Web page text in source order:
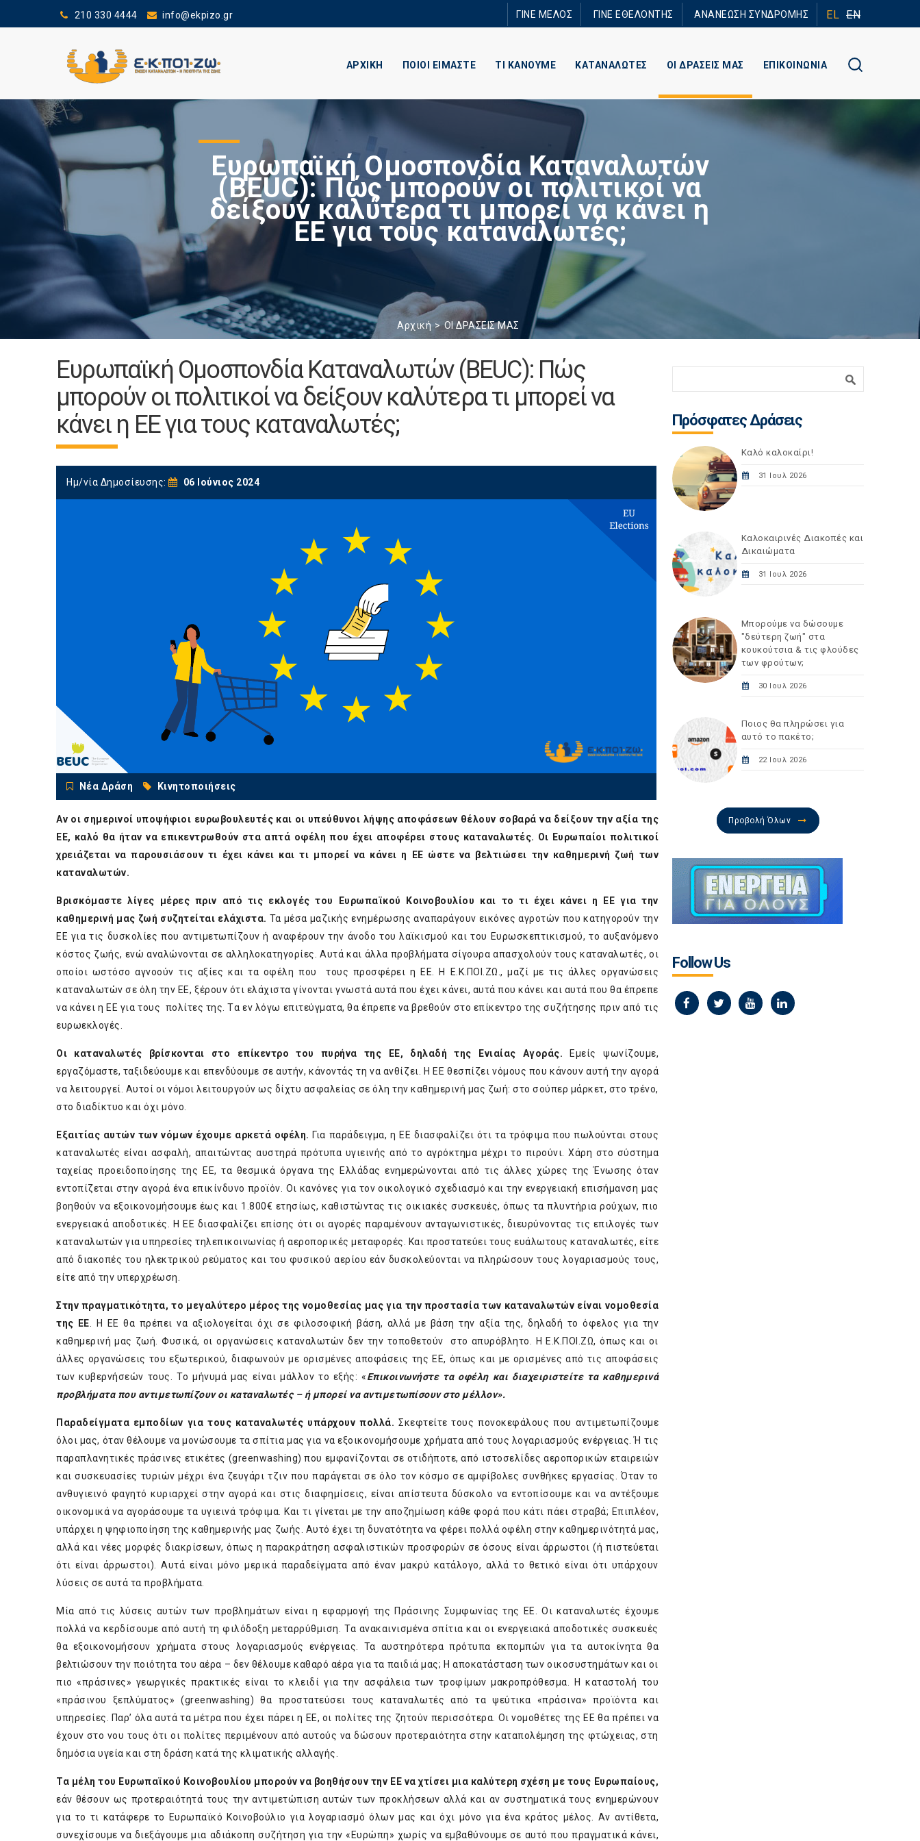
210 330 4444 info@ekpizo.gr ΓΙΝΕ ΜΕΛΟΣ ΓΙΝΕ ΕΘΕΛΟΝΤΗΣ ΑΝΑΝΕΩΣΗ ΣΥΝΔΡΟΜΗΣ EL EN
ΑΡΧΙΚΗ ΠΟΙΟΙ ΕΙΜΑΣΤΕ ΤΙ ΚΑΝΟΥΜΕ ΚΑΤΑΝΑΛΩΤΕΣ ΟΙ ΔΡΑΣΕΙΣ ΜΑΣ ΕΠΙΚΟΙΝΩΝΙΑ
Ευρωπαϊκή Ομοσπονδία Καταναλωτών
(BEUC): Πώς μπορούν οι πολιτικοί να
δείξουν καλύτερα τι μπορεί να κάνει η
ΕΕ για τους καταναλωτές;
Αρχική ΟΙ ΔΡΑΣΕΙΣ ΜΑΣ
Ευρωπαϊκή Ομοσπονδία Καταναλωτών (BEUC): Πώς
μπορούν οι πολιτικοί να δείξουν καλύτερα τι μπορεί να
κάνει η ΕΕ για τους καταναλωτές;
Ημ/νία Δημοσίευσης: 06 Ιούνιος 2024
Νέα Δράση Κινητοποιήσεις
Αν οι σημερινοί υποψήφιοι ευρωβουλευτές και οι υπεύθυνοι λήψης αποφάσεων θέλουν σοβαρά να δείξουν την αξία της
ΕΕ, καλό θα ήταν να επικεντρωθούν στα απτά οφέλη που έχει αποφέρει στους καταναλωτές. Οι Ευρωπαίοι πολιτικοί
χρειάζεται να παρουσιάσουν τι έχει κάνει και τι μπορεί να κάνει η ΕΕ ώστε να βελτιώσει την καθημερινή ζωή των
καταναλωτών.
Βρισκόμαστε λίγες μέρες πριν από τις εκλογές του Ευρωπαϊκού Κοινοβουλίου και το τι έχει κάνει η ΕΕ για την
καθημερινή μας ζωή συζητείται ελάχιστα. Τα μέσα μαζικής ενημέρωσης αναπαράγουν εικόνες αγροτών που κατηγορούν την
ΕΕ για τις δυσκολίες που αντιμετωπίζουν ή αναφέρουν την άνοδο του λαϊκισμού και του Ευρωσκεπτικισμού, το αυξανόμενο
κόστος ζωής, ενώ αναλώνονται σε αλληλοκατηγορίες. Αυτά και άλλα προβλήματα σίγουρα απασχολούν τους καταναλωτές, οι
οποίοι ωστόσο αγνοούν τις αξίες και τα οφέλη που τους προσφέρει η ΕΕ. Η Ε.Κ.ΠΟΙ.ΖΩ., μαζί με τις άλλες οργανώσεις
καταναλωτών σε όλη την ΕΕ, ξέρουν ότι ελάχιστα γίνονται γνωστά αυτά που έχει κάνει, αυτά που κάνει και αυτά που θα έπρεπε
να κάνει η ΕΕ για τους πολίτες της. Tα εν λόγω επιτεύγματα, θα έπρεπε να βρεθούν στο επίκεντρο της συζήτησης πριν από τις
ευρωεκλογές.
Οι καταναλωτές βρίσκονται στο επίκεντρο του πυρήνα της ΕΕ, δηλαδή της Ενιαίας Αγοράς. Εμείς ψωνίζουμε,
εργαζόμαστε, ταξιδεύουμε και επενδύουμε σε αυτήν, κάνοντάς τη να ανθίζει. Η ΕΕ θεσπίζει νόμους που κάνουν αυτή την αγορά
να λειτουργεί. Αυτοί οι νόμοι λειτουργούν ως δίχτυ ασφαλείας σε όλη την καθημερινή μας ζωή: στο σούπερ μάρκετ, στο τρένο,
στο διαδίκτυο και όχι μόνο.
Εξαιτίας αυτών των νόμων έχουμε αρκετά οφέλη. Για παράδειγμα, η ΕΕ διασφαλίζει ότι τα τρόφιμα που πωλούνται στους
καταναλωτές είναι ασφαλή, απαιτώντας αυστηρά πρότυπα υγιεινής από το αγρόκτημα μέχρι το πιρούνι. Χάρη στο σύστημα
ταχείας προειδοποίησης της ΕΕ, τα θεσμικά όργανα της Ελλάδας ενημερώνονται από τις άλλες χώρες της Ένωσης όταν
εντοπίζεται στην αγορά ένα επικίνδυνο προϊόν. Οι κανόνες για τον οικολογικό σχεδιασμό και την ενεργειακή επισήμανση μας
βοηθούν να εξοικονομήσουμε έως και 1.800€ ετησίως, καθιστώντας τις οικιακές συσκευές, όπως τα πλυντήρια ρούχων, πιο
ενεργειακά αποδοτικές. Η ΕΕ διασφαλίζει επίσης ότι οι αγορές παραμένουν ανταγωνιστικές, διευρύνοντας τις επιλογές των
καταναλωτών για υπηρεσίες τηλεπικοινωνίας ή αεροπορικές μεταφορές. Και προστατεύει τους ευάλωτους καταναλωτές, είτε
από διακοπές του ηλεκτρικού ρεύματος και του φυσικού αερίου εάν δυσκολεύονται να πληρώσουν τους λογαριασμούς τους,
είτε από την υπερχρέωση.
Στην πραγματικότητα, το μεγαλύτερο μέρος της νομοθεσίας μας για την προστασία των καταναλωτών είναι νομοθεσία
της ΕΕ . Η ΕΕ θα πρέπει να αξιολογείται όχι σε φιλοσοφική βάση, αλλά με βάση την αξία της, δηλαδή το όφελος για την
καθημερινή μας ζωή. Φυσικά, οι οργανώσεις καταναλωτών δεν την τοποθετούν στο απυρόβλητο. Η Ε.Κ.ΠΟΙ.ΖΩ, όπως και οι
άλλες οργανώσεις του εξωτερικού, διαφωνούν με ορισμένες αποφάσεις της ΕΕ, όπως και με ορισμένες από τις αποφάσεις
των κυβερνήσεών τους. Το μήνυμά μας είναι μάλλον το εξής: «Επικοινωνήστε τα οφέλη και διαχειριστείτε τα καθημερινά
προβλήματα που αντιμετωπίζουν οι καταναλωτές – ή μπορεί να αντιμετωπίσουν στο μέλλον».
Παραδείγματα εμποδίων για τους καταναλωτές υπάρχουν πολλά.Σκεφτείτε τους πονοκεφάλους που αντιμετωπίζουμε
όλοι μας, όταν θέλουμε να μονώσουμε τα σπίτια μας για να εξοικονομήσουμε χρήματα από τους λογαριασμούς ενέργειας. Ή τις
παραπλανητικές πράσινες ετικέτες (greenwashing) που εμφανίζονται σε οτιδήποτε, από ιστοσελίδες αεροπορικών εταιρειών
και συσκευασίες τυριών μέχρι ένα ζευγάρι τζιν που παράγεται σε όλο τον κόσμο σε αμφίβολες συνθήκες εργασίας. Όταν το
ανθυγιεινό φαγητό κυριαρχεί στην αγορά και στις διαφημίσεις, είναι απίστευτα δύσκολο να εντοπίσουμε και να αντέξουμε
οικονομικά να αγοράσουμε τα υγιεινά τρόφιμα. Και τι γίνεται με την αποζημίωση κάθε φορά που κάτι πάει στραβά; Επιπλέον,
υπάρχει η ψηφιοποίηση της καθημερινής μας ζωής. Αυτό έχει τη δυνατότητα να φέρει πολλά οφέλη στην καθημερινότητά μας,
αλλά και νέες μορφές διακρίσεων, όπως η παρακράτηση ασφαλιστικών προσφορών σε όσους είναι άρρωστοι (ή πιστεύεται
ότι είναι άρρωστοι). Αυτά είναι μόνο μερικά παραδείγματα από έναν μακρύ κατάλογο, αλλά το θετικό είναι ότι υπάρχουν
λύσεις σε αυτά τα προβλήματα.
Μία από τις λύσεις αυτών των προβλημάτων είναι η εφαρμογή της Πράσινης Συμφωνίας της ΕΕ. Οι καταναλωτές έχουμε
πολλά να κερδίσουμε από αυτή τη φιλόδοξη μεταρρύθμιση. Τα ανακαινισμένα σπίτια και οι ενεργειακά αποδοτικές συσκευές
θα εξοικονομήσουν χρήματα στους λογαριασμούς ενέργειας. Τα αυστηρότερα πρότυπα εκπομπών για τα αυτοκίνητα θα
βελτιώσουν την ποιότητα του αέρα – δεν θέλουμε καθαρό αέρα για τα παιδιά μας; Η αποκατάσταση των οικοσυστημάτων και οι
πιο «πράσινες» γεωργικές πρακτικές είναι το κλειδί για την ασφάλεια των τροφίμων μακροπρόθεσμα. Η καταστολή του
«πράσινου ξεπλύματος» (greenwashing) θα προστατεύσει τους καταναλωτές από τα ψεύτικα «πράσινα» προϊόντα και
υπηρεσίες. Παρ’ όλα αυτά τα μέτρα που έχει πάρει η ΕΕ, οι πολίτες της ζητούν περισσότερα. Οι νομοθέτες της ΕΕ θα πρέπει να
έχουν στο νου τους ότι οι πολίτες περιμένουν από αυτούς να δώσουν προτεραιότητα στην καταπολέμηση της φτώχειας, στη
δημόσια υγεία και στη δράση κατά της κλιματικής αλλαγής.
Τα μέλη του Ευρωπαϊκού Κοινοβουλίου μπορούν να βοηθήσουν την ΕΕ να χτίσει μια καλύτερη σχέση με τους Ευρωπαίους,
εάν θέσουν ως προτεραιότητά τους την αντιμετώπιση αυτών των προκλήσεων αλλά και αν συστηματικά τους ενημερώνουν
για το τι κατάφερε το Ευρωπαϊκό Κοινοβούλιο για λογαριασμό όλων μας και όχι μόνο για ένα κράτος μέλος. Αν αντίθετα,
συνεχίσουμε να διεξάγουμε μια αδιάκοπη συζήτηση για την «Ευρώπη» χωρίς να εμβαθύνουμε σε αυτό που πραγματικά κάνει,
Πρόσφατες Δράσεις
Καλό καλοκαίρι!
31 Ιουλ 2026
Καλοκαιρινές Διακοπές και
Δικαιώματα
31 Ιουλ 2026
Μπορούμε να δώσουμε
"δεύτερη ζωή" στα
κουκούτσια & τις φλούδες
των φρούτων;
30 Ιουλ 2026
Ποιος θα πληρώσει για
αυτό το πακέτο;
22 Ιουλ 2026
Προβολή Όλων
Follow Us